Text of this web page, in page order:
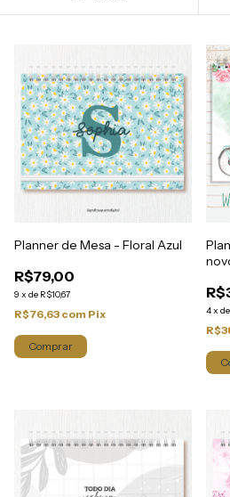
Planner de Mesa - Floral Azul
R$79,00
9 x de R$10,67
R$76,63 com Pix 4x de